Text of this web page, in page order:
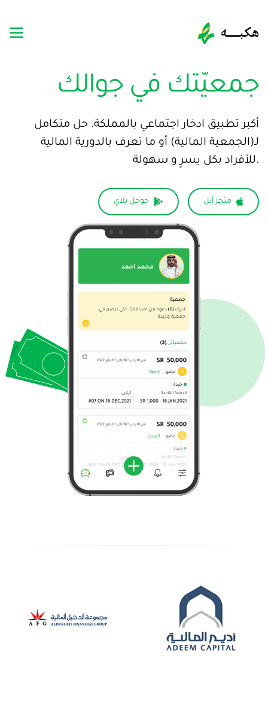
جمعيّتك في جوالك
أكبر تطبيق ادخار اجتماعي بالمملكة. حل متكامل
لـ(الجمعية المالية) أو ما تعرف بالدورية المالية
للأفراد بكل يسرٍ و سهولة.
متجر آبل جوجل بلاي